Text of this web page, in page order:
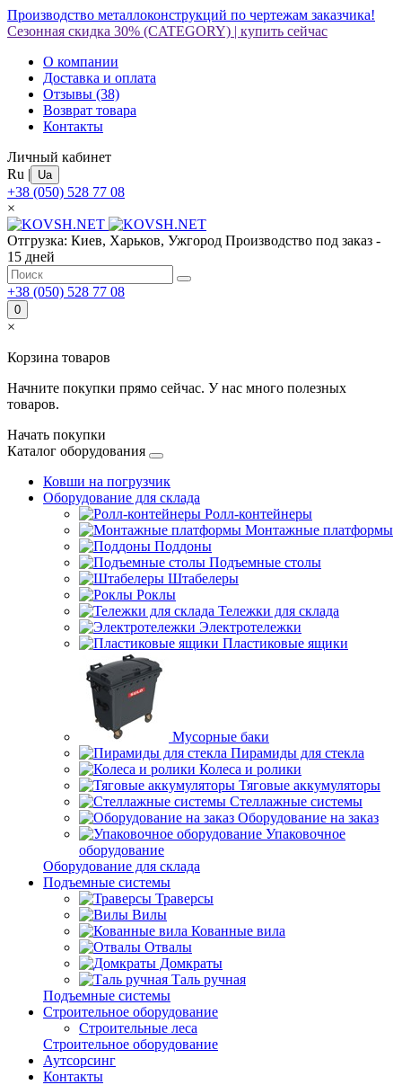
Производство металлоконструкций по чертежам заказчика!
Сезонная скидка 30% (CATEGORY) | купить сейчас
О компании
Доставка и оплата
Отзывы (38)
Возврат товара
Контакты
Личный кабинет
Ru | Ua
+38 (050) 528 77 08
×
Отгрузка: Киев, Харьков, Ужгород Производство под заказ -
15 дней
+38 (050) 528 77 08
0
×
Корзина товаров
Начните покупки прямо сейчас. У нас много полезных
товаров.
Начать покупки
Каталог оборудования
Ковши на погрузчик
Оборудование для склада
Ролл-контейнеры
Монтажные платформы
Поддоны
Подъемные столы
Штабелеры
Роклы
Тележки для склада
Электротележки
Пластиковые ящики
Мусорные баки
Пирамиды для стекла
Колеса и ролики
Тяговые аккумуляторы
Стеллажные системы
Оборудование на заказ
Упаковочное
оборудование
Оборудование для склада
Подъемные системы
Траверсы
Вилы
Кованные вила
Отвалы
Домкраты
Таль ручная
Подъемные системы
Строительное оборудование
Строительные леса
Строительное оборудование
Аутсорсинг
Контакты